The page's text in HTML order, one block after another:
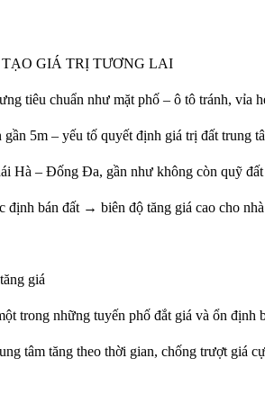
GIÁ TRỊ TƯƠNG LAI
tiêu chuẩn như mặt phố – ô tô tránh, vỉa
5m – yếu tố quyết định giá trị đất trung
Hà – Đống Đa, gần như không còn quỹ đất
định bán đất → biên độ tăng giá cao cho
giá
trong những tuyến phố đắt giá và ổn định
tâm tăng theo thời gian, chống trượt giá